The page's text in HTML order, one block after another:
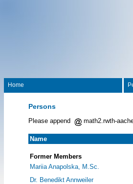
Home
Persons
Please append math2.rwth-
Name
Former Members
Mariia Anapolska, M.Sc.
Dr. Benedikt Annweiler